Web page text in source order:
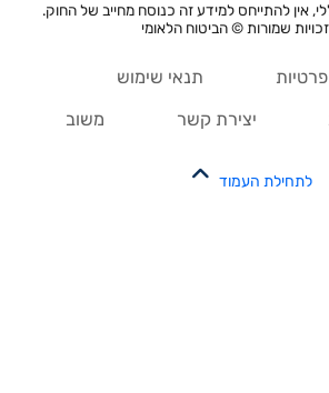
אין להתייחס למידע זה כנוסח מחייב של החוק.
שמורות © הביטוח הלאומי
תנאי שימוש
יצירת קשר משוב
לתחילת העמוד